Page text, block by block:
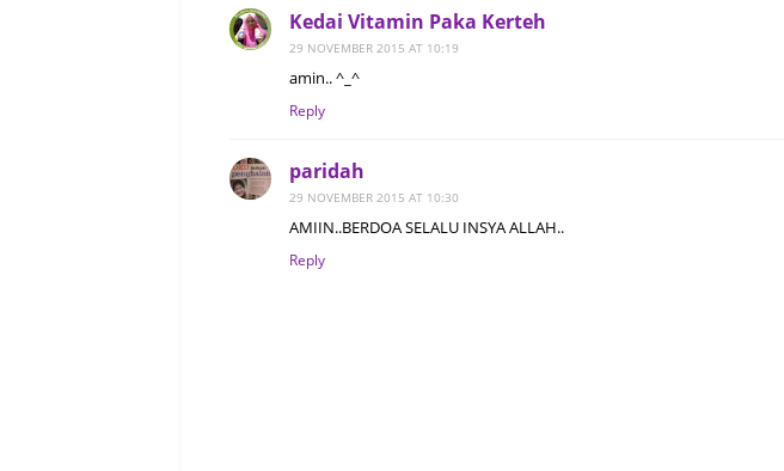
Kedai Vitamin Paka Kerteh
29 NOVEMBER 2015 AT 10:19
amin.. ^_^
Reply
paridah
29 NOVEMBER 2015 AT 10:30
AMIIN..BERDOA SELALU INSYA ALLAH..
Reply